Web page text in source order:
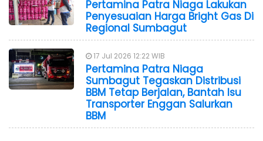
Pertamina Patra Niaga Lakukan
Penyesuaian Harga Bright Gas Di
Regional Sumbagut
17 Jul 2026 12:22 WIB
Pertamina Patra Niaga
Sumbagut Tegaskan Distribusi
BBM Tetap Berjalan, Bantah Isu
Transporter Enggan Salurkan
BBM